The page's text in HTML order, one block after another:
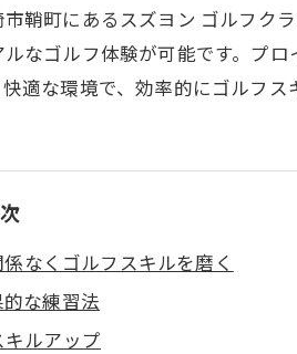
鞘町にあるスズヨン ゴルフク
なゴルフ体験が可能です。プ
な環境で、効率的にゴルフス
なくゴルフスキルを磨く
な練習法
ルアップ